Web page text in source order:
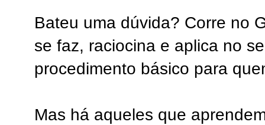
Bateu uma dúvida? Corre no
se faz, raciocina e aplica no
procedimento básico para
Mas há aqueles que